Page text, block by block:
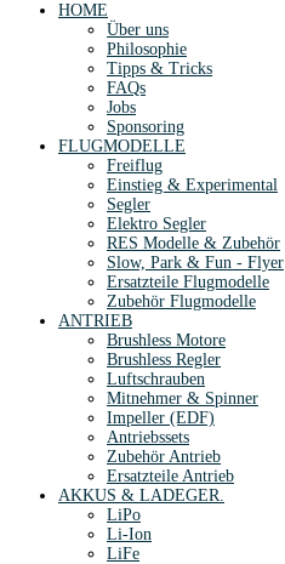
HOME
Über uns
Philosophie
Tipps & Tricks
FAQs
Jobs
Sponsoring
FLUGMODELLE
Freiflug
Einstieg & Experimental
Segler
Elektro Segler
RES Modelle & Zubehör
Slow, Park & Fun - Flyer
Ersatzteile Flugmodelle
Zubehör Flugmodelle
ANTRIEB
Brushless Motore
Brushless Regler
Luftschrauben
Mitnehmer & Spinner
Impeller (EDF)
Antriebssets
Zubehör Antrieb
Ersatzteile Antrieb
AKKUS & LADEGER.
LiPo
Li-Ion
LiFe